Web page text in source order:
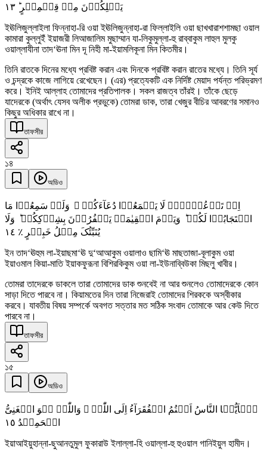
یَمۡلِکُوۡنَ مِنۡ قِطۡمِیۡرٍ ؕ ١٣
ইঊলিজুল্লাইলা ফিন্নাহা-রি ওয়া ইঊলিজুন্নাহা-রা ফিল্লাইলি ওয়া ছাখখারাশশামছা ওয়াল
কামারা কুল্লুইঁ ইয়াজরী লিআজালিম মুছাম্মান যা-লিকুমুল্লা-হু রাব্বাকুম লাহুল মুলকু
ওয়াল্লাযীনা তাদ‘ঊনা মিন দূ নিহী মা-ইয়ামলিকূনা মিন কিতমীর।
তিনি রাতকে দিনের মধ্যে প্রবিষ্ট করান এবং দিনকে প্রবিষ্ট করান রাতের মধ্যে। তিনি সূর্য
ও চন্দ্রকে কাজে লাগিয়ে রেখেছেন। (এর) প্রত্যেকটি এক নির্দিষ্ট মেয়াদ পর্যন্ত পরিভ্রমণ
করে। ইনিই আল্লাহ তোমাদের প্রতিপালক। সকল রাজত্ব তাঁরই। তাঁকে ছেড়ে
যাদেরকে (অর্থাৎ যেসব অলীক প্রভুকে) তোমরা ডাক, তারা খেজুর বীচির আবরণের সমানও
কিছুর অধিকার রাখে না।
তাফসীর
১৪
অডিও
اِنۡ تَدۡعُوۡہُمۡ لَا یَسۡمَعُوۡا دُعَآءَکُمۡ ۚ وَلَوۡ سَمِعُوۡا مَا
اسۡتَجَابُوۡا لَکُمۡ ؕ وَیَوۡمَ الۡقِیٰمَۃِ یَکۡفُرُوۡنَ بِشِرۡکِکُمۡ ؕ وَلَا
یُنَبِّئُکَ مِثۡلُ خَبِیۡرٍ ٪ ١٤
ইন তাদ‘ঊহুম লা-ইয়াছমা‘ঊ দু‘আআকুম ওয়ালাও ছামি‘ঊ মাছতাজা-বূলাকুম ওয়া
ইয়াওমাল কিয়া-মাতি ইয়াকফুরূনা বিশিরকিকুম ওয়া লা-ইউনাব্বিউকা মিছলু খাবীর।
তোমরা তাদেরকে ডাকলে তারা তোমাদের ডাক শুনবেই না আর শুনলেও তোমাদেরকে কোন
সাড়া দিতে পারবে না। কিয়ামতের দিন তারা নিজেরাই তোমাদের শিরককে অস্বীকার
করবে। যাবতীয় বিষয় সম্পর্কে অবগত সত্তার মত সঠিক সংবাদ তোমাকে আর কেউ দিতে
পারবে না।
তাফসীর
১৫
অডিও
یٰۤاَیُّہَا النَّاسُ اَنۡتُمُ الۡفُقَرَآءُ اِلَی اللّٰہِ ۚ وَاللّٰہُ ہُوَ الۡغَنِیُّ
الۡحَمِیۡدُ ١٥
ইয়াআইয়ুহান্না-ছুআনতুমুল ফুকারাউ ইলাল্লা-হি ওয়াল্লা-হু হুওয়াল গানিইয়ুল হামীদ।